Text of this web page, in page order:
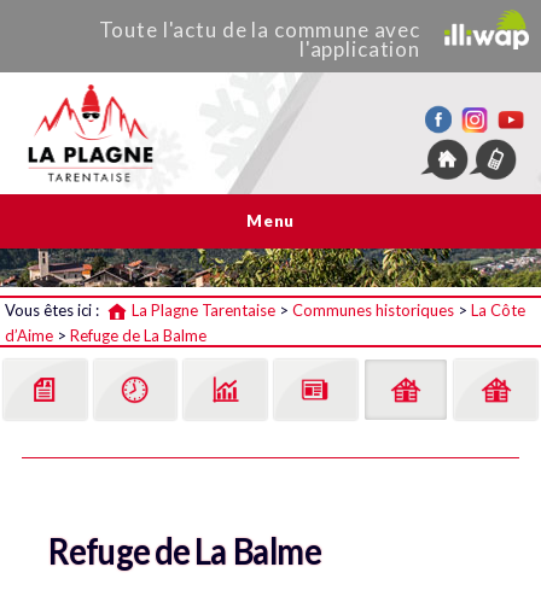
La Plagne Tarentaise
Toute l'actu de la commune avec
l'application
Menu
Vous êtes ici : La Plagne Tarentaise > Communes historiques > La Côte
d’Aime > Refuge de La Balme
Refuge de La Balme